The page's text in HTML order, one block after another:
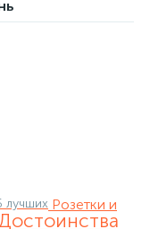
Розетки и